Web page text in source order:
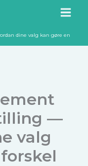
dine valg kan gøre en
—
valg